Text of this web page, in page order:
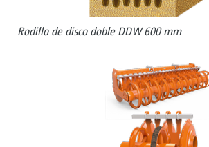
Rodillo de disco doble DDW 600 mm